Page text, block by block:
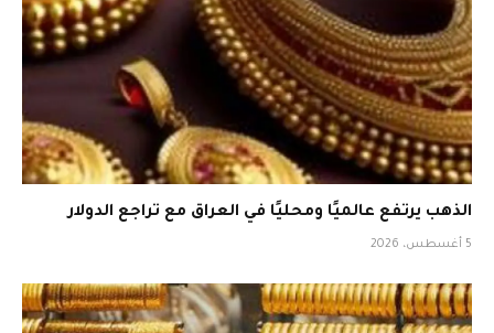
الذهب يرتفع عالميًا ومحليًا في العراق مع تراجع الدولار
5 أغسطس، 2026